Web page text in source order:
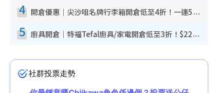
4 開倉優惠｜尖沙咀名牌行李箱開倉低至4折！一連5日 American Tourister/ace./Hallmark $200起！
5 廚具開倉｜特福Tefal廚具/家電開倉低至3折！$220起買平底鍋/炒鑊/湯煲！電飯煲/吸塵機/燙斗$418起